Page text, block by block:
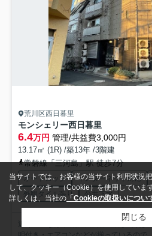
荒川区西日暮里
モンシェリー西日暮里
6.4万円 管理/共益費3,000円
13.17㎡ (1R) /築13年 /3階建
常磐線「三河島」駅 徒歩7分
オートロック インターネット対応
外観タイル張り
公共下水
近くのいなげや 荒川西日暮里店まで徒歩
当サイトでは、お客様の当サイト利用状況
して、クッキー（Cookie）を使用していま
詳しくは、当社の 「Cookieの取扱いについ
閉じる